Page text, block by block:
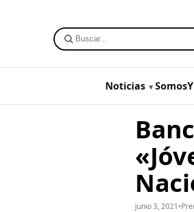
Noticias
junio 3, 2021•